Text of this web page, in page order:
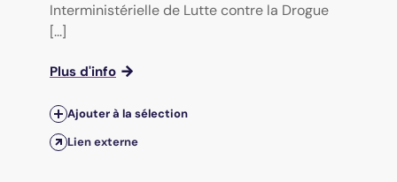
Interministérielle de Lutte contre la Drogue
[...]
Plus d'info
Ajouter à la sélection
Lien externe